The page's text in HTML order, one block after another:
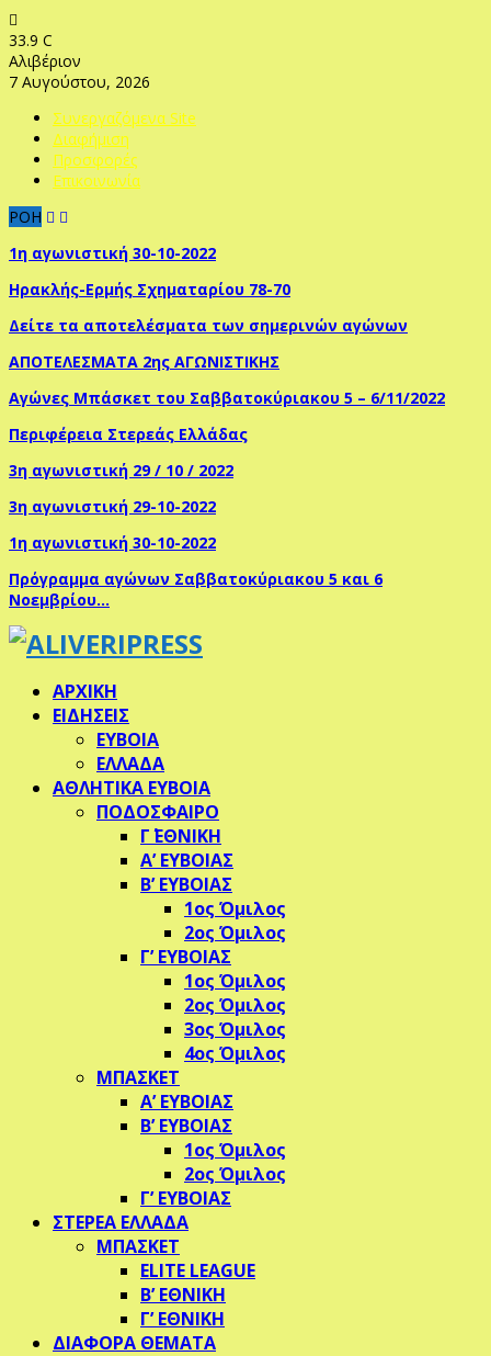
33.9 C
Αλιβέριον
7 Αυγούστου, 2026
Συνεργαζόμενα Site
Διαφήμιση
Προσφορές
Επικοινωνία
ΡΟΗ
1η αγωνιστική 30-10-2022
Ηρακλής-Ερμής Σχηματαρίου 78-70
Δείτε τα αποτελέσματα των σημερινών αγώνων
ΑΠΟΤΕΛΕΣΜΑΤΑ 2ης ΑΓΩΝΙΣΤΙΚΗΣ
Αγώνες Μπάσκετ του Σαββατοκύριακου 5 – 6/11/2022
Περιφέρεια Στερεάς Ελλάδας
3η αγωνιστική 29 / 10 / 2022
3η αγωνιστική 29-10-2022
1η αγωνιστική 30-10-2022
Πρόγραμμα αγώνων Σαββατοκύριακου 5 και 6
Νοεμβρίου…
ΑΡΧΙΚΗ
ΕΙΔΗΣΕΙΣ
ΕΥΒΟΙΑ
ΕΛΛΑΔΑ
ΑΘΛΗΤΙΚΑ ΕΥΒΟΙΑ
ΠΟΔΟΣΦΑΙΡΟ
Γ΄ ΕΘΝΙΚΗ
Α’ ΕΥΒΟΙΑΣ
Β’ ΕΥΒΟΙΑΣ
1ος Όμιλος
2ος Όμιλος
Γ’ ΕΥΒΟΙΑΣ
1ος Όμιλος
2ος Όμιλος
3ος Όμιλος
4ος Όμιλος
ΜΠΑΣΚΕΤ
Α’ ΕΥΒΟΙΑΣ
Β’ ΕΥΒΟΙΑΣ
1ος Όμιλος
2ος Όμιλος
Γ’ ΕΥΒΟΙΑΣ
ΣΤΕΡΕΑ ΕΛΛΑΔΑ
ΜΠΑΣΚΕΤ
ELITE LEAGUE
Β’ ΕΘΝΙΚΗ
Γ’ ΕΘΝΙΚΗ
ΔΙΑΦΟΡΑ ΘΕΜΑΤΑ